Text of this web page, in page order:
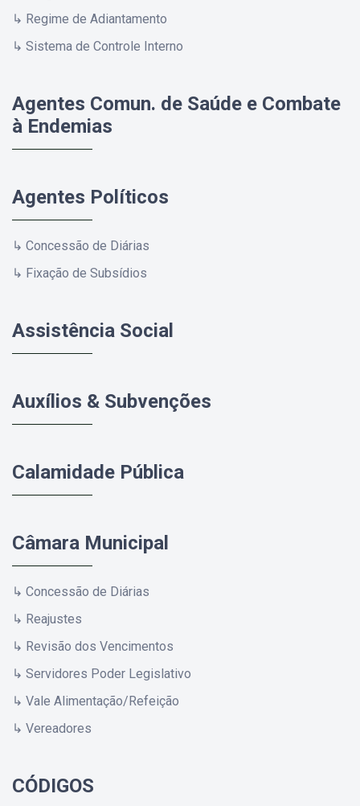
↳ Regime de Adiantamento
↳ Sistema de Controle Interno
Agentes Comun. de Saúde e Combate
à Endemias
Agentes Políticos
↳ Concessão de Diárias
↳ Fixação de Subsídios
Assistência Social
Auxílios & Subvenções
Calamidade Pública
Câmara Municipal
↳ Concessão de Diárias
↳ Reajustes
↳ Revisão dos Vencimentos
↳ Servidores Poder Legislativo
↳ Vale Alimentação/Refeição
↳ Vereadores
CÓDIGOS